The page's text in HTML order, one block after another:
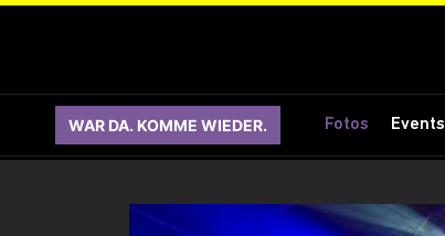
WAR DA. KOMME WIEDER. Fotos Events